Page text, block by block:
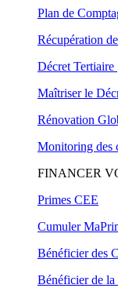
Plan de
Récupération
Décret Tertiaire
Maîtriser le
Rénovation
Monitoring des
FINANCER
Primes CEE
Cumuler
Bénéficier des
Bénéficier de